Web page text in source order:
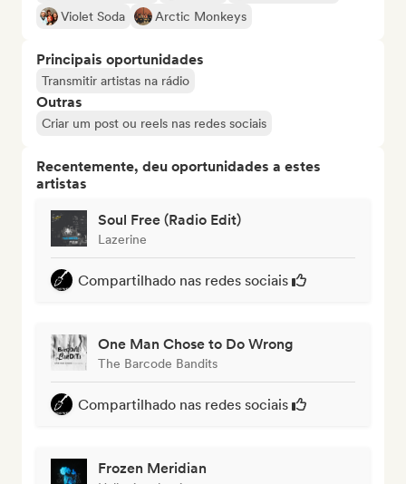
Violet Soda
Arctic Monkeys
Principais oportunidades
Transmitir artistas na rádio
Outras
Criar um post ou reels nas redes sociais
Recentemente, deu oportunidades a estes
artistas
Soul Free (Radio Edit)
Lazerine
Compartilhado nas redes sociais
One Man Chose to Do Wrong
The Barcode Bandits
Compartilhado nas redes sociais
Frozen Meridian